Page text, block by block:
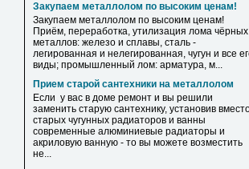
Закупаем металлолом по высоким ценам!
Закупаем металлолом по высоким ценам!
Приём, переработка, утилизация лома чёрных
металлов: железо и сплавы, сталь -
легированная и нелегированная, чугун и все
виды; промышленный лом: арматура, м...
Прием старой сантехники на металлолом
Если у вас в доме ремонт и вы решили
заменить старую сантехнику, установив
старых чугунных радиаторов и ванны
современные алюминиевые радиаторы и
акриловую ванную - то вы можете возместить
не...